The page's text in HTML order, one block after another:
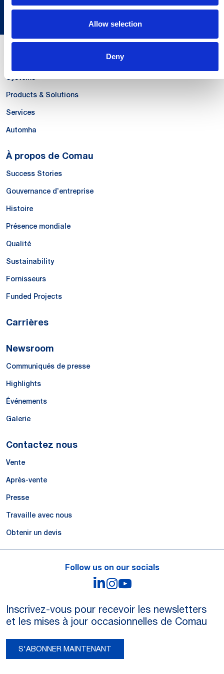
Allow selection
Deny
Systems
Products & Solutions
Services
Automha
À propos de Comau
Success Stories
Gouvernance d’entreprise
Histoire
Présence mondiale
Qualité
Sustainability
Fornisseurs
Funded Projects
Carrières
Newsroom
Communiqués de presse
Highlights
Événements
Galerie
Contactez nous
Vente
Après-vente
Presse
Travaille avec nous
Obtenir un devis
Follow us on our socials
LinkedIn
Instagram
Inscrivez-vous pour recevoir les newsletters
et les mises à jour occasionnelles de Comau
S'ABONNER MAINTENANT